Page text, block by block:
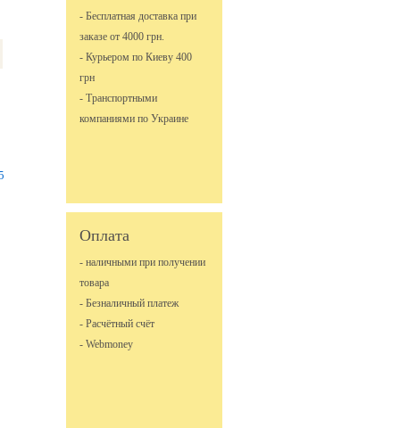
- Бесплатная доставка при
заказе от 4000 грн.
- Курьером по Киеву 400
грн
- Транспортными
компаниями по Украине
Оплата
- наличными при получении
товара
- Безналичный платеж
- Расчётный счёт
- Webmoney